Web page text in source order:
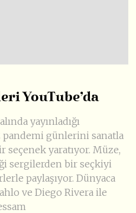
YouTube’da
yayınladığı
pandemi günlerini sanatla
yaratıyor. Müze,
sergilerden bir seçkiyi
paylaşıyor. Dünyaca
ve Diego Rivera ile